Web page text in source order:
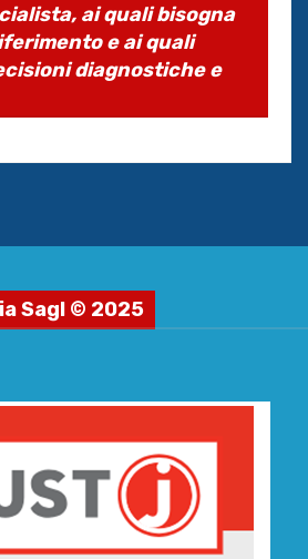
ai quali bisogna
e ai quali
diagnostiche e
Sagl © 2025